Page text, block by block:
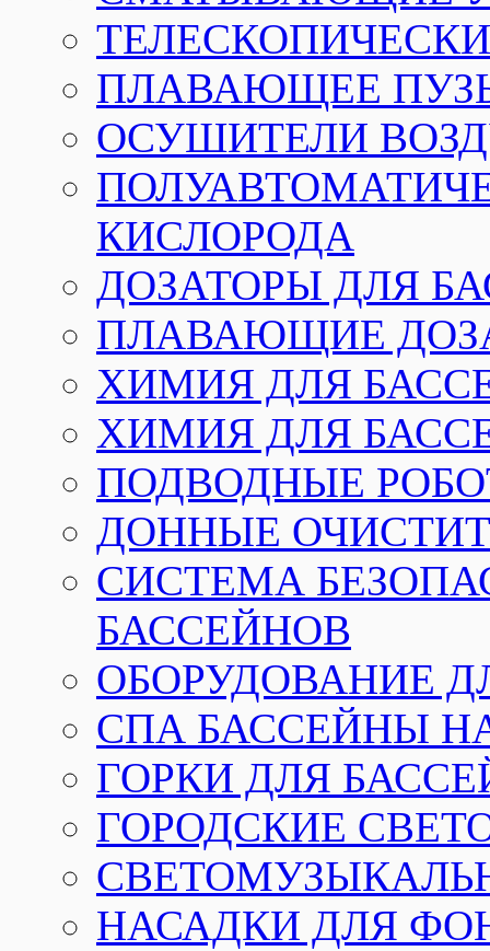
ПЛАВАЮЩЕЕ
ОСУШИТЕЛИ
КИСЛОРОДА
ДОЗАТОРЫ ДЛЯ
ПЛАВАЮЩИЕ
ХИМИЯ ДЛЯ
ХИМИЯ ДЛЯ
ПОДВОДНЫЕ
ДОННЫЕ
СИСТЕМА
БАССЕЙНОВ
ОБОРУДОВАНИЕ
СПА БАССЕЙНЫ
ГОРКИ ДЛЯ
ГОРОДСКИЕ
НАСАДКИ ДЛЯ